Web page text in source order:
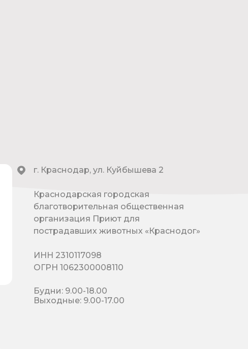
г. Краснодар, ул. Куйбышева 2
Краснодарская городская
благотворительная общественная
организация Приют для
пострадавших животных «Краснодог»
ИНН 2310117098
ОГРН 1062300008110
Будни: 9.00-18.00
Выходные: 9.00-17.00